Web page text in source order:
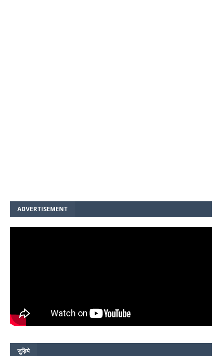
ADVERTISEMENT
जुड़िये